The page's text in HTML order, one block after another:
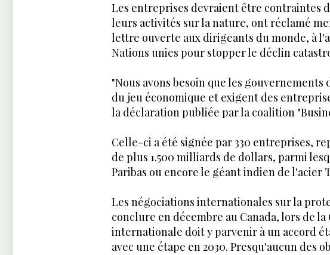
Les entreprises devraient être contraintes
leurs activités sur la nature, ont réclamé
lettre ouverte aux dirigeants du monde, à
Nations unies pour stopper le déclin
"Nous avons besoin que les
du jeu économique et exigent des
la déclaration publiée par la coalition
Celle-ci a été signée par 330 entreprises,
de plus 1.500 milliards de dollars, parmi
Paribas ou encore le géant indien de l'acier
Les négociations internationales sur la
conclure en décembre au Canada, lors de
internationale doit y parvenir à un accord
avec une étape en 2030. Presqu'aucun des